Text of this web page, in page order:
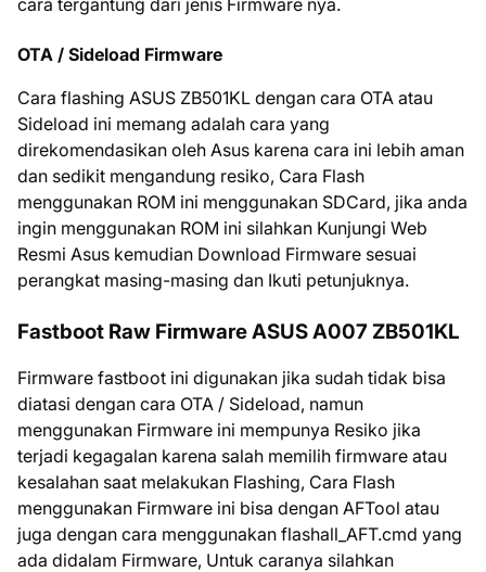
cara tergantung dari jenis Firmware nya.
OTA / Sideload Firmware
Cara flashing ASUS ZB501KL dengan cara OTA atau
Sideload ini memang adalah cara yang
direkomendasikan oleh Asus karena cara ini lebih aman
dan sedikit mengandung resiko, Cara Flash
menggunakan ROM ini menggunakan SDCard, jika anda
ingin menggunakan ROM ini silahkan Kunjungi Web
Resmi Asus kemudian Download Firmware sesuai
perangkat masing-masing dan Ikuti petunjuknya.
Fastboot Raw Firmware ASUS A007 ZB501KL
Firmware fastboot ini digunakan jika sudah tidak bisa
diatasi dengan cara OTA / Sideload, namun
menggunakan Firmware ini mempunya Resiko jika
terjadi kegagalan karena salah memilih firmware atau
kesalahan saat melakukan Flashing, Cara Flash
menggunakan Firmware ini bisa dengan AFTool atau
juga dengan cara menggunakan flashall_AFT.cmd yang
ada didalam Firmware, Untuk caranya silahkan